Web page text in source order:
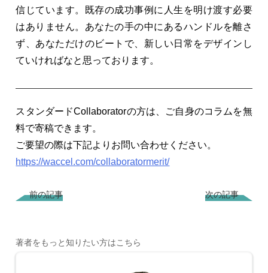
信じています。既存の成功事例に人生を明け渡す必要
はありません。あなたの手の中にあるハンドルを離さ
ず、あなただけのビートで、新しい日常をデザインし
ていければなと思っております。
スタンダードCollaboratorの方は、ご自身のコラムを無
料で寄稿できます。
ご要望の際は下記よりお問い合わせください。
https://waccel.com/collaboratormerit/
前の記事 次の記事
著者をもっと知りたい方はこちら